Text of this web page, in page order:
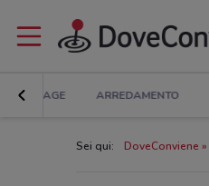
BRICOLAGE ARREDAMENTO
Sei qui: DoveConviene